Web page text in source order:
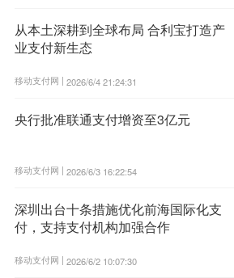
从本土深耕到全球布局 合利宝打造产
业支付新生态
移动支付网 | 2026/6/4 21:24:31
央行批准联通支付增资至3亿元
移动支付网 | 2026/6/3 16:22:54
深圳出台十条措施优化前海国际化支
付，支持支付机构加强合作
移动支付网 | 2026/6/2 10:07:30